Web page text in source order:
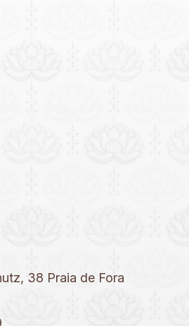
38 Praia de Fora